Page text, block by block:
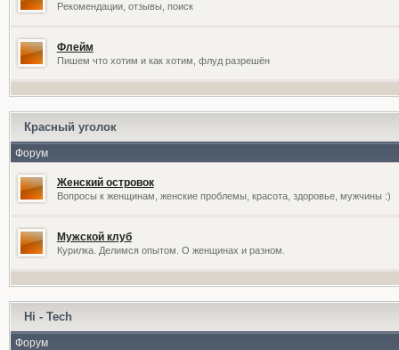
Рекомендации, отзывы, поиск
Флейм
Пишем что хотим и как хотим, флуд разрешён
Красный уголок
Форум
Женский островок
Вопросы к женщинам, женские проблемы, красота, здоровье, мужчины :)
Мужской клуб
Курилка. Делимся опытом. О женщинах и разном.
Hi - Tech
Форум